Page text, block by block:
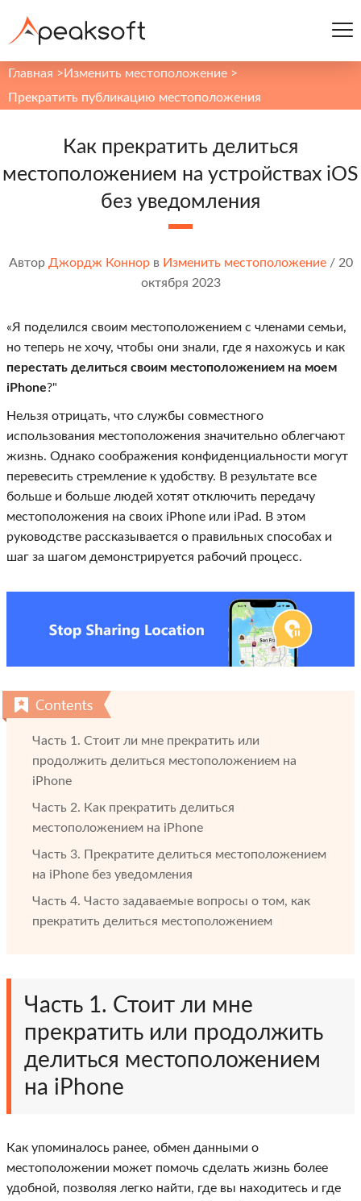
Главная > Изменить местоположение >
Прекратить публикацию местоположения
Как прекратить делиться
местоположением на устройствах iOS
без уведомления
Автор Джордж Коннорв Изменить местоположение/ 20
октября 2023
«Я поделился своим местоположением с членами семьи,
но теперь не хочу, чтобы они знали, где я нахожусь и как
перестать делиться своим местоположением на моем
iPhone?"
Нельзя отрицать, что службы совместного
использования местоположения значительно облегчают
жизнь. Однако соображения конфиденциальности могут
перевесить стремление к удобству. В результате все
больше и больше людей хотят отключить передачу
местоположения на своих iPhone или iPad. В этом
руководстве рассказывается о правильных способах и
шаг за шагом демонстрируется рабочий процесс.
Часть 1. Стоит ли мне прекратить или
продолжить делиться местоположением на
iPhone
Часть 2. Как прекратить делиться
местоположением на iPhone
Часть 3. Прекратите делиться местоположением
на iPhone без уведомления
Часть 4. Часто задаваемые вопросы о том, как
прекратить делиться местоположением
Часть 1. Стоит ли мне
прекратить или продолжить
делиться местоположением
на iPhone
Как упоминалось ранее, обмен данными о
местоположении может помочь сделать жизнь более
удобной, позволяя легко найти, где вы находитесь и где